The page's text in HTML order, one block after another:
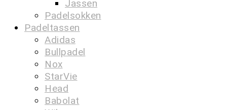
Jassen
Padelsokken
Padeltassen
Adidas
Bullpadel
Nox
StarVie
Head
Babolat